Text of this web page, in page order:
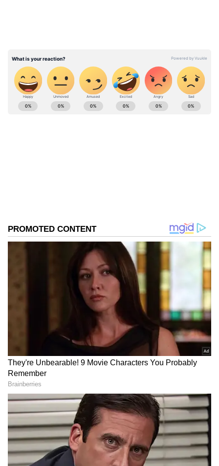
సునీల్ శెట్టి సోషల్ మీడియాలో తన ఆనందాన్ని
పంచుకుంటూ, "ఇది నా మొదటి ఎలక్ట్రిక్ కారు, చాల ఇష్టం."
దీని ద్వారా సునీల్ శెట్టి ఇప్పుడు ఖరీదైన కార్లకు బదులు
పర్యావరణ అనుకూల కార్లను ఉపయోగించడం
మొదలుపెట్టాడు.
ABOUT THE AUTHOR